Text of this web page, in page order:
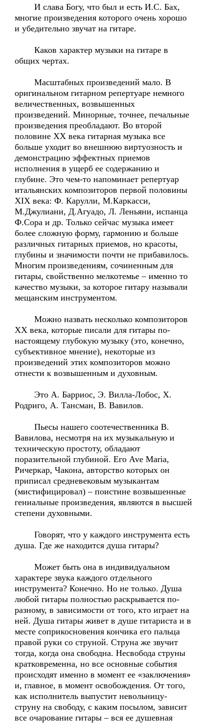
И слава Богу, что был и есть И.С. Бах,
многие произведения которого очень хорошо
и убедительно звучат на гитаре.
Каков характер музыки на гитаре в
общих чертах.
Масштабных произведений мало. В
оригинальном гитарном репертуаре немного
величественных, возвышенных
произведений. Минорные, точнее, печальные
произведения преобладают. Во второй
половине ХХ века гитарная музыка все
больше уходит во внешнюю виртуозность и
демонстрацию эффектных приемов
исполнения в ущерб ее содержанию и
глубине. Это чем-то напоминает репертуар
итальянских композиторов первой половины
ХIХ века: Ф. Карулли, М.Каркасси,
М.Джулиани, Д.Агуадо, Л. Леньяни, испанца
Ф.Сора и др. Только сейчас музыка имеет
более сложную форму, гармонию и больше
различных гитарных приемов, но красоты,
глубины и значимости почти не прибавилось.
Многим произведениям, сочиненным для
гитары, свойственно мелкотемье – именно то
качество музыки, за которое гитару называли
мещанским инструментом.
Можно назвать несколько композиторов
ХХ века, которые писали для гитары по-
настоящему глубокую музыку (это, конечно,
субъективное мнение), некоторые из
произведений этих композиторов можно
отнести к возвышенным и духовным.
Это А. Барриос, Э. Вилла-Лобос, Х.
Родриго, А. Тансман, В. Вавилов.
Пьесы нашего соотечественника В.
Вавилова, несмотря на их музыкальную и
техническую простоту, обладают
поразительной глубиной. Его Ave Maria,
Ричеркар, Чакона, авторство которых он
приписал средневековым музыкантам
(мистифицировал) – поистине возвышенные
гениальные произведения, являются в высшей
степени духовными.
Говорят, что у каждого инструмента есть
душа. Где же находится душа гитары?
Может быть она в индивидуальном
характере звука каждого отдельного
инструмента? Конечно. Но не только. Душа
любой гитары полностью раскрывается по-
разному, в зависимости от того, кто играет на
ней. Душа гитары живет в душе гитариста и в
месте соприкосновения кончика его пальца
правой руки со струной. Струна же звучит
тогда, когда она свободна. Несвобода струны
кратковременна, но все основные события
происходят именно в момент ее «заключения»
и, главное, в момент освобождения. От того,
как исполнитель выпустит невольницу-
струну на свободу, с каким посылом, зависит
все очарование гитары – вся ее душевная